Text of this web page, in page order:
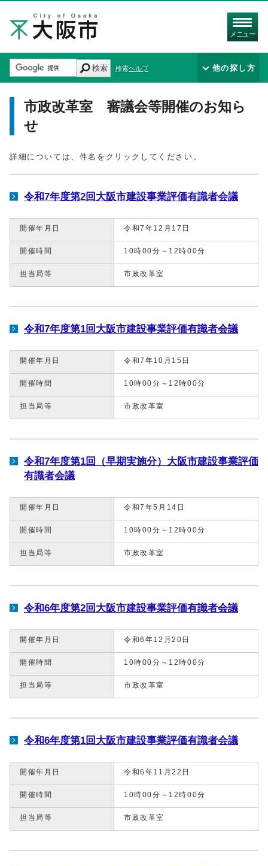
メニュー
検索 検索ヘルプ 他の探し方
市政改革室 審議会等開催のお知ら
せ
詳細については、件名をクリックしてください。
令和7年度第2回大阪市建設事業評価有識者会議
開催年月日 令和7年12月17日
開催時間 10時00分～12時00分
担当局等 市政改革室
令和7年度第1回大阪市建設事業評価有識者会議
開催年月日 令和7年10月15日
開催時間 10時00分～12時00分
担当局等 市政改革室
令和7年度第1回（早期実施分）大阪市建設事業評価
有識者会議
開催年月日 令和7年5月14日
開催時間 10時00分～12時00分
担当局等 市政改革室
令和6年度第2回大阪市建設事業評価有識者会議
開催年月日 令和6年12月20日
開催時間 10時00分～12時00分
担当局等 市政改革室
令和6年度第1回大阪市建設事業評価有識者会議
開催年月日 令和6年11月22日
開催時間 10時00分～12時00分
担当局等 市政改革室